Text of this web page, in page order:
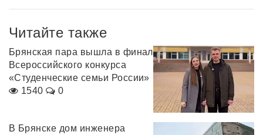
Читайте также
Брянская пара вышла в финал
Всероссийского конкурса
«Студенческие семьи России»
1540
0
В Брянске дом инженера